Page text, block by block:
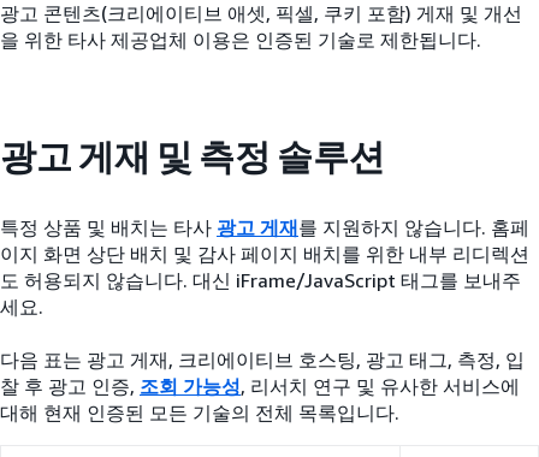
광고 콘텐츠(크리에이티브 애셋, 픽셀, 쿠키 포함) 게재 및 개선
을 위한 타사 제공업체 이용은 인증된 기술로 제한됩니다.
광고 게재 및 측정 솔루션
특정 상품 및 배치는 타사 광고 게재를 지원하지 않습니다. 홈페
이지 화면 상단 배치 및 감사 페이지 배치를 위한 내부 리디렉션
도 허용되지 않습니다. 대신 iFrame/JavaScript 태그를 보내주
세요.
다음 표는 광고 게재, 크리에이티브 호스팅, 광고 태그, 측정, 입
찰 후 광고 인증, 조회 가능성, 리서치 연구 및 유사한 서비스에
대해 현재 인증된 모든 기술의 전체 목록입니다.